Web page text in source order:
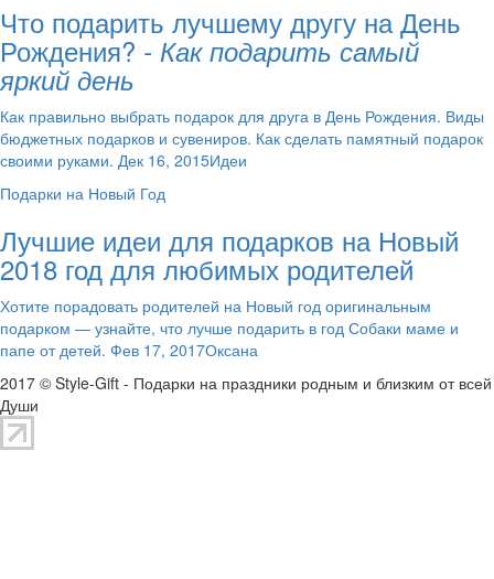
Что подарить лучшему другу на День
Рождения? - Как подарить самый
яркий день
Как правильно выбрать подарок для друга в День Рождения. Виды
бюджетных подарков и сувениров. Как сделать памятный подарок
своими руками. Дек 16, 2015Идеи
Подарки на Новый Год
Лучшие идеи для подарков на Новый
2018 год для любимых родителей
Хотите порадовать родителей на Новый год оригинальным
подарком — узнайте, что лучше подарить в год Собаки маме и
папе от детей. Фев 17, 2017Оксана
2017 © Style-Gift - Подарки на праздники родным и близким от всей
Души